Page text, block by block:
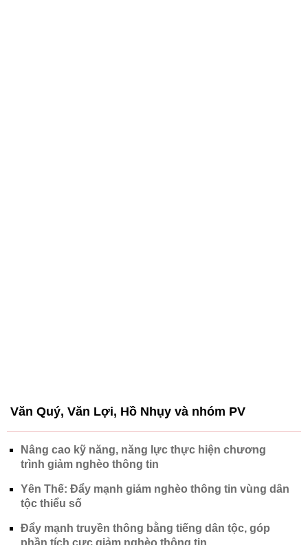
Đẩy mạnh truyền thông bằng tiếng dân tộc, góp
Chủ đề: xóa đói giảm nghèo